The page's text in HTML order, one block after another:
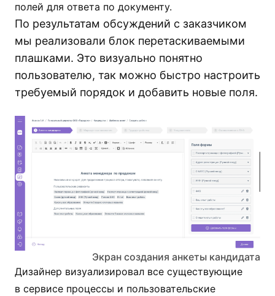
полей для ответа по документу.
По результатам обсуждений с заказчиком
мы реализовали блок перетаскиваемыми
плашками. Это визуально понятно
пользователю, так можно быстро настроить
требуемый порядок и добавить новые поля.
Экран создания анкеты кандидата
Дизайнер визуализировал все существующие
в сервисе процессы и пользовательские